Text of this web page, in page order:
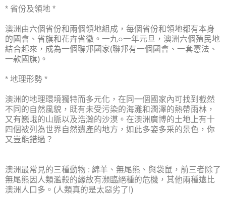
* 省份及領地 *
澳洲由六個省份和兩個領地組成，每個省份和領地都有本身
的國會、省旗和花卉省徽。一九○一年元旦，澳洲六個殖民地
結合起來，成為一個聯邦國家(聯邦有一個國會、一套憲法、
一款國旗)。
* 地理形勢 *
澳洲的地理環境獨特而多元化，在同一個國家內可找到截然
不同的自然風貌，既有未受污染的海灘和潤澤的熱帶雨林，
又有巍峨的山脈以及浩瀚的沙漠。在澳洲廣博的土地上有十
四個被列為世界自然遺產的地方，如此多姿多采的景色，你
又豈能錯過？
澳洲最常見的三種動物 : 綿羊、無尾熊、與袋鼠，前三者除了
無尾熊因人類濫殺的緣故有瀕臨絕種的危機，其他兩種遠比
澳洲人口多。(人類真的是太惡劣了!)